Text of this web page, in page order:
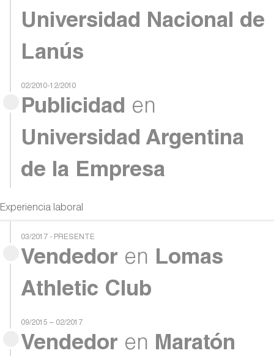
Universidad Nacional de
Lanús
02/2010-12/2010
Publicidad en
Universidad Argentina
de la Empresa
Experiencia laboral
03/2017 - PRESENTE
Vendedor en Lomas
Athletic Club
09/2015 – 02/2017
Vendedor en Maratón